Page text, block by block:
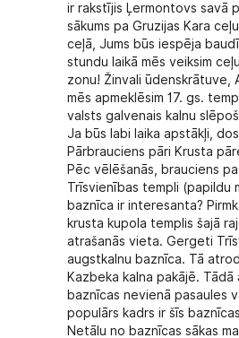
ir rakstījis Ļermontovs savā
sākums pa Gruzijas Kara
ceļā, Jums būs iespēja
stundu laikā mēs veiksim
zonu! Žinvali ūdenskrātuve,
mēs apmeklēsim 17. gs.
valsts galvenais kalnu
Ja būs labi laika apstākļi,
Pārbrauciens pāri Krusta
Pēc vēlēšanās, brauciens
Trīsvienības templi (papildu
baznīca ir interesanta?
krusta kupola templis šajā
atrašanās vieta. Gergeti
augstkalnu baznīca. Tā
Kazbeka kalna pakājē.
baznīcas nevienā pasaules
populārs kadrs ir šīs
Netālu no baznīcas sākas